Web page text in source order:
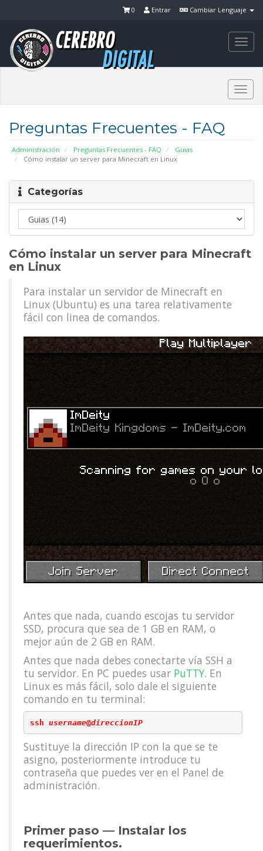
Cambiar Lenguaje
Entrar
0
Preguntas Frecuentes - FAQ
Administración Preguntas Frecuentes - FAQ
Guias
Cómo instalar un server para Minecraft en Linux
Categorías
Cómo instalar un server para Minecraft
en Linux
Para instalar un servidor de Minecraft en
Linux (Ubuntu) es una tarea relativamente
fácil con linea de comandos.
Antes que nada, cuando escojas tu servidor
SSD, procura que sea de 1 GB en RAM, o
mejor aún de 2 GB en RAM.
Antes que nada debes conectarte vía SSH a
tu servidor. En PC puedes usar PuTTY. En
Linux es más fácil, solo dale el siguiente
comando en tu terminal:
ssh username@direccionIP
Sustituye la dirección IP con la que se te
asigno, posteriormente introduce tu
contraseña que puedes ver en el Panel de
administración.
Primer paso — Instalar los
requerimientos.